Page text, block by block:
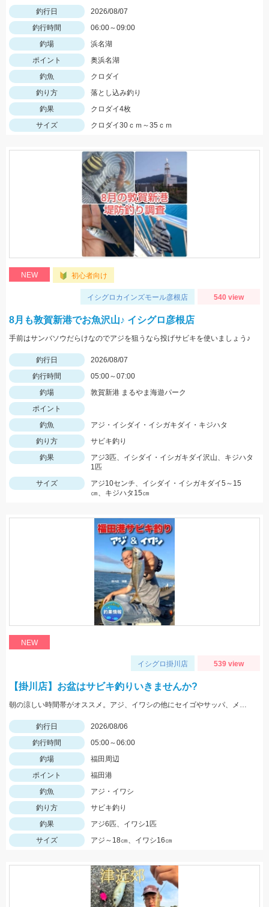
釣行日
2026/08/07
釣行時間
06:00～09:00
釣場
浜名湖
ポイント
奥浜名湖
釣魚
クロダイ
釣り方
落とし込み釣り
釣果
クロダイ4枚
サイズ
クロダイ30ｃｍ～35ｃｍ
NEW 初心者向け
イシグロカインズモール彦根店 540 view
8月も敦賀新港でお魚沢山♪ イシグロ彦根店
手前はサンバソウだらけなのでアジを狙うなら投げサビキを使いましょう♪
釣行日
2026/08/07
釣行時間
05:00～07:00
釣場
敦賀新港 まるやま海遊パーク
ポイント
釣魚
アジ・イシダイ・イシガキダイ・キジハタ
釣り方
サビキ釣り
釣果
アジ3匹、イシダイ・イシガキダイ沢山、キジハタ
1匹
サイズ
アジ10センチ、イシダイ・イシガキダイ5～15
㎝、キジハタ15㎝
NEW
イシグロ掛川店 539 view
【掛川店】お盆はサビキ釣りいきませんか?
朝の涼しい時間帯がオススメ。アジ、イワシの他にセイゴやサッパ、メッキなども。仕掛けは『Tsulinoママカリ4号、ケイムラスキン4号』でOK。餌付け器で針にエサを付ければアタリはかなり増えますよ♪
釣行日
2026/08/06
釣行時間
05:00～06:00
釣場
福田周辺
ポイント
福田港
釣魚
アジ・イワシ
釣り方
サビキ釣り
釣果
アジ6匹、イワシ1匹
サイズ
アジ～18㎝、イワシ16㎝